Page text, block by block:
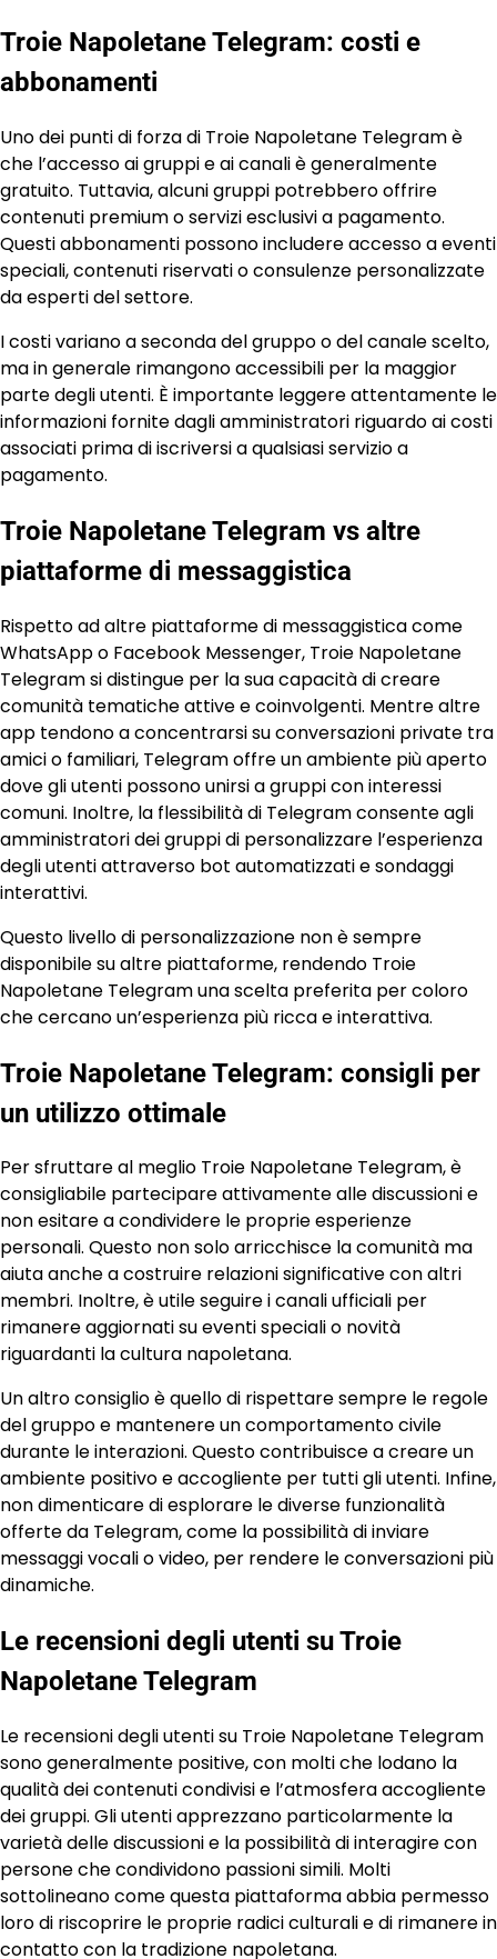
Troie Napoletane Telegram: costi e
abbonamenti
Uno dei punti di forza di Troie Napoletane Telegram è
che l’accesso ai gruppi e ai canali è generalmente
gratuito. Tuttavia, alcuni gruppi potrebbero offrire
contenuti premium o servizi esclusivi a pagamento.
Questi abbonamenti possono includere accesso a eventi
speciali, contenuti riservati o consulenze personalizzate
da esperti del settore.
I costi variano a seconda del gruppo o del canale scelto,
ma in generale rimangono accessibili per la maggior
parte degli utenti. È importante leggere attentamente le
informazioni fornite dagli amministratori riguardo ai costi
associati prima di iscriversi a qualsiasi servizio a
pagamento.
Troie Napoletane Telegram vs altre
piattaforme di messaggistica
Rispetto ad altre piattaforme di messaggistica come
WhatsApp o Facebook Messenger, Troie Napoletane
Telegram si distingue per la sua capacità di creare
comunità tematiche attive e coinvolgenti. Mentre altre
app tendono a concentrarsi su conversazioni private tra
amici o familiari, Telegram offre un ambiente più aperto
dove gli utenti possono unirsi a gruppi con interessi
comuni. Inoltre, la flessibilità di Telegram consente agli
amministratori dei gruppi di personalizzare l’esperienza
degli utenti attraverso bot automatizzati e sondaggi
interattivi.
Questo livello di personalizzazione non è sempre
disponibile su altre piattaforme, rendendo Troie
Napoletane Telegram una scelta preferita per coloro
che cercano un’esperienza più ricca e interattiva.
Troie Napoletane Telegram: consigli per
un utilizzo ottimale
Per sfruttare al meglio Troie Napoletane Telegram, è
consigliabile partecipare attivamente alle discussioni e
non esitare a condividere le proprie esperienze
personali. Questo non solo arricchisce la comunità ma
aiuta anche a costruire relazioni significative con altri
membri. Inoltre, è utile seguire i canali ufficiali per
rimanere aggiornati su eventi speciali o novità
riguardanti la cultura napoletana.
Un altro consiglio è quello di rispettare sempre le regole
del gruppo e mantenere un comportamento civile
durante le interazioni. Questo contribuisce a creare un
ambiente positivo e accogliente per tutti gli utenti. Infine,
non dimenticare di esplorare le diverse funzionalità
offerte da Telegram, come la possibilità di inviare
messaggi vocali o video, per rendere le conversazioni più
dinamiche.
Le recensioni degli utenti su Troie
Napoletane Telegram
Le recensioni degli utenti su Troie Napoletane Telegram
sono generalmente positive, con molti che lodano la
qualità dei contenuti condivisi e l’atmosfera accogliente
dei gruppi. Gli utenti apprezzano particolarmente la
varietà delle discussioni e la possibilità di interagire con
persone che condividono passioni simili. Molti
sottolineano come questa piattaforma abbia permesso
loro di riscoprire le proprie radici culturali e di rimanere in
contatto con la tradizione napoletana.